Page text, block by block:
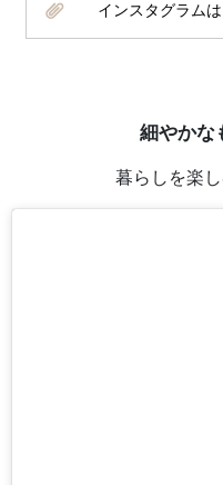
インスタグラム
細やかな
暮らしを楽